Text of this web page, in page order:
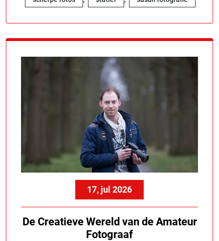
17, jul 2026
De Creatieve Wereld van de Amateur
Fotograaf